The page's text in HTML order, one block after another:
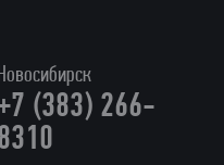
(383) 266-